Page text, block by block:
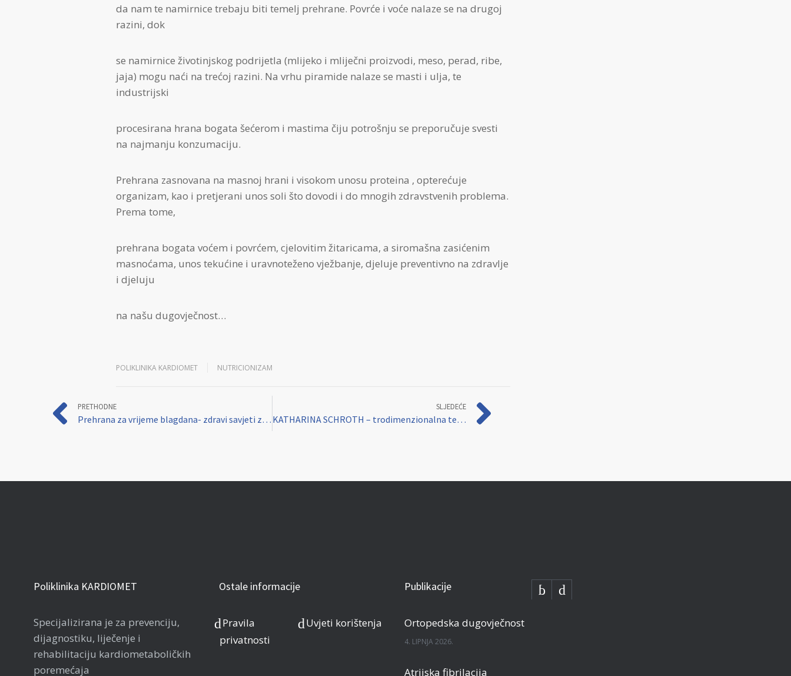
da nam te namirnice trebaju biti temelj prehrane. Povrće i voće nalaze se na drugoj
razini, dok
se namirnice životinjskog podrijetla (mlijeko i mliječni proizvodi, meso, perad, ribe,
jaja) mogu naći na trećoj razini. Na vrhu piramide nalaze se masti i ulja, te
industrijski
procesirana hrana bogata šećerom i mastima čiju potrošnju se preporučuje svesti
na najmanju konzumaciju.
Prehrana zasnovana na masnoj hrani i visokom unosu proteina , opterećuje
organizam, kao i pretjerani unos soli što dovodi i do mnogih zdravstvenih problema.
Prema tome,
prehrana bogata voćem i povrćem, cjelovitim žitaricama, a siromašna zasićenim
masnoćama, unos tekućine i uravnoteženo vježbanje, djeluje preventivno na zdravlje
i djeluju
na našu dugovječnost…
POLIKLINIKA KARDIOMET NUTRICIONIZAM
PRETHODNE
Prehrana za vrijeme blagdana- zdravi savjeti za uživanje bez pretjerivanja
SLJEDEĆE
KATHARINA SCHROTH – trodimenzionalna terapija liječenja skolioza
Poliklinika KARDIOMET
Specijalizirana je za prevenciju,
dijagnostiku, liječenje i
rehabilitaciju kardiometaboličkih
poremećaja
Ostale informacije
Pravila
privatnosti
Uvjeti korištenja
Publikacije
Ortopedska dugovječnost
4. LIPNJA 2026.
Atrijska fibrilacija